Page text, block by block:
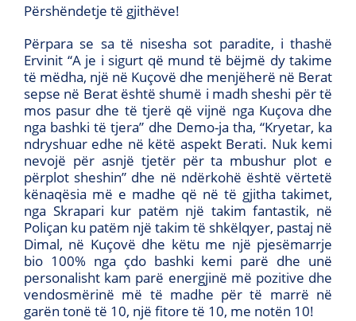
Përshëndetje të gjithëve!
Përpara se sa të nisesha sot paradite, i thashë
Ervinit “A je i sigurt që mund të bëjmë dy takime
të mëdha, një në Kuçovë dhe menjëherë në Berat
sepse në Berat është shumë i madh sheshi për të
mos pasur dhe të tjerë që vijnë nga Kuçova dhe
nga bashki të tjera” dhe Demo-ja tha, “Kryetar, ka
ndryshuar edhe në këtë aspekt Berati. Nuk kemi
nevojë për asnjë tjetër për ta mbushur plot e
përplot sheshin” dhe në ndërkohë është vërtetë
kënaqësia më e madhe që në të gjitha takimet,
nga Skrapari kur patëm një takim fantastik, në
Poliçan ku patëm një takim të shkëlqyer, pastaj në
Dimal, në Kuçovë dhe këtu me një pjesëmarrje
bio 100% nga çdo bashki kemi parë dhe unë
personalisht kam parë energjinë më pozitive dhe
vendosmërinë më të madhe për të marrë në
garën tonë të 10, një fitore të 10, me notën 10!